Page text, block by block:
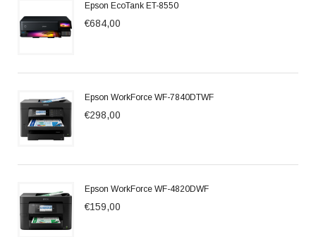
Epson EcoTank ET-8550
€684,00
Epson WorkForce WF-7840DTWF
€298,00
Epson WorkForce WF-4820DWF
€159,00